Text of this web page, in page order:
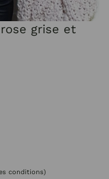
grise et
conditions)